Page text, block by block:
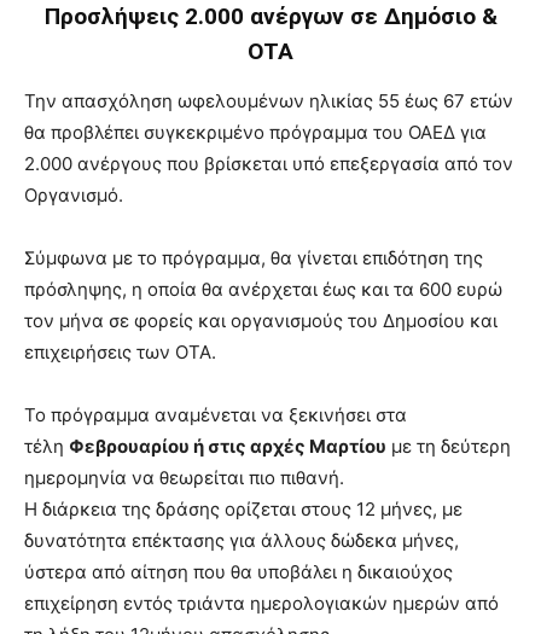
Προσλήψεις 2.000 ανέργων σε Δημόσιο &
ΟΤΑ
Την απασχόληση ωφελουμένων ηλικίας 55 έως 67 ετών
θα προβλέπει συγκεκριμένο πρόγραμμα του ΟΑΕΔ για
2.000 ανέργους που βρίσκεται υπό επεξεργασία από τον
Οργανισμό.
Σύμφωνα με το πρόγραμμα, θα γίνεται επιδότηση της
πρόσληψης, η οποία θα ανέρχεται έως και τα 600 ευρώ
τον μήνα σε φορείς και οργανισμούς του Δημοσίου και
επιχειρήσεις των ΟΤΑ.
Το πρόγραμμα αναμένεται να ξεκινήσει στα
τέλη Φεβρουαρίου ή στις αρχές Μαρτίου με τη δεύτερη
ημερομηνία να θεωρείται πιο πιθανή.
Η διάρκεια της δράσης ορίζεται στους 12 μήνες, με
δυνατότητα επέκτασης για άλλους δώδεκα μήνες,
ύστερα από αίτηση που θα υποβάλει η δικαιούχος
επιχείρηση εντός τριάντα ημερολογιακών ημερών από